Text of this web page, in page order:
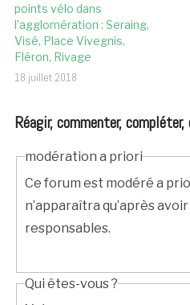
points vélo dans
l’agglomération : Seraing,
Visé, Place Vivegnis,
Fléron, Rivage
18 juillet 2018
Réagir, commenter,
modération a priori
Ce forum est modéré a
n’apparaîtra qu’après
responsables.
Qui êtes-vous ?